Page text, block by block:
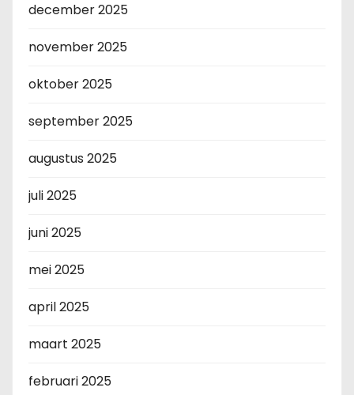
december 2025
november 2025
oktober 2025
september 2025
augustus 2025
juli 2025
juni 2025
mei 2025
april 2025
maart 2025
februari 2025